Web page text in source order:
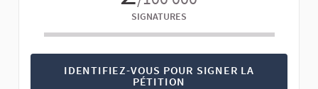
SIGNATURES
IDENTIFIEZ-VOUS POUR SIGNER LA
PÉTITION